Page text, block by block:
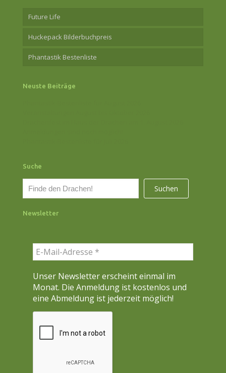
Future Life
Huckepack Bilderbuchpreis
Phantastik Bestenliste
Neuste Beiträge
Suche
h
Suchen
Newsletter
Unser Newsletter erscheint einmal im
Monat. Die Anmeldung ist kostenlos und
eine Abmeldung ist jederzeit möglich!